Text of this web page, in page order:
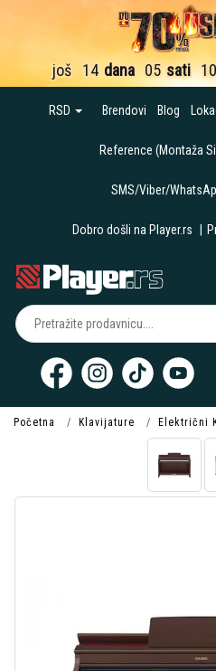
još 14 dana 05 sati 10
RSD Brendovi Blog
Reference (Montaža
SMS/Viber/
Dobro došli na Player.rs
Početna Klavijature Električni